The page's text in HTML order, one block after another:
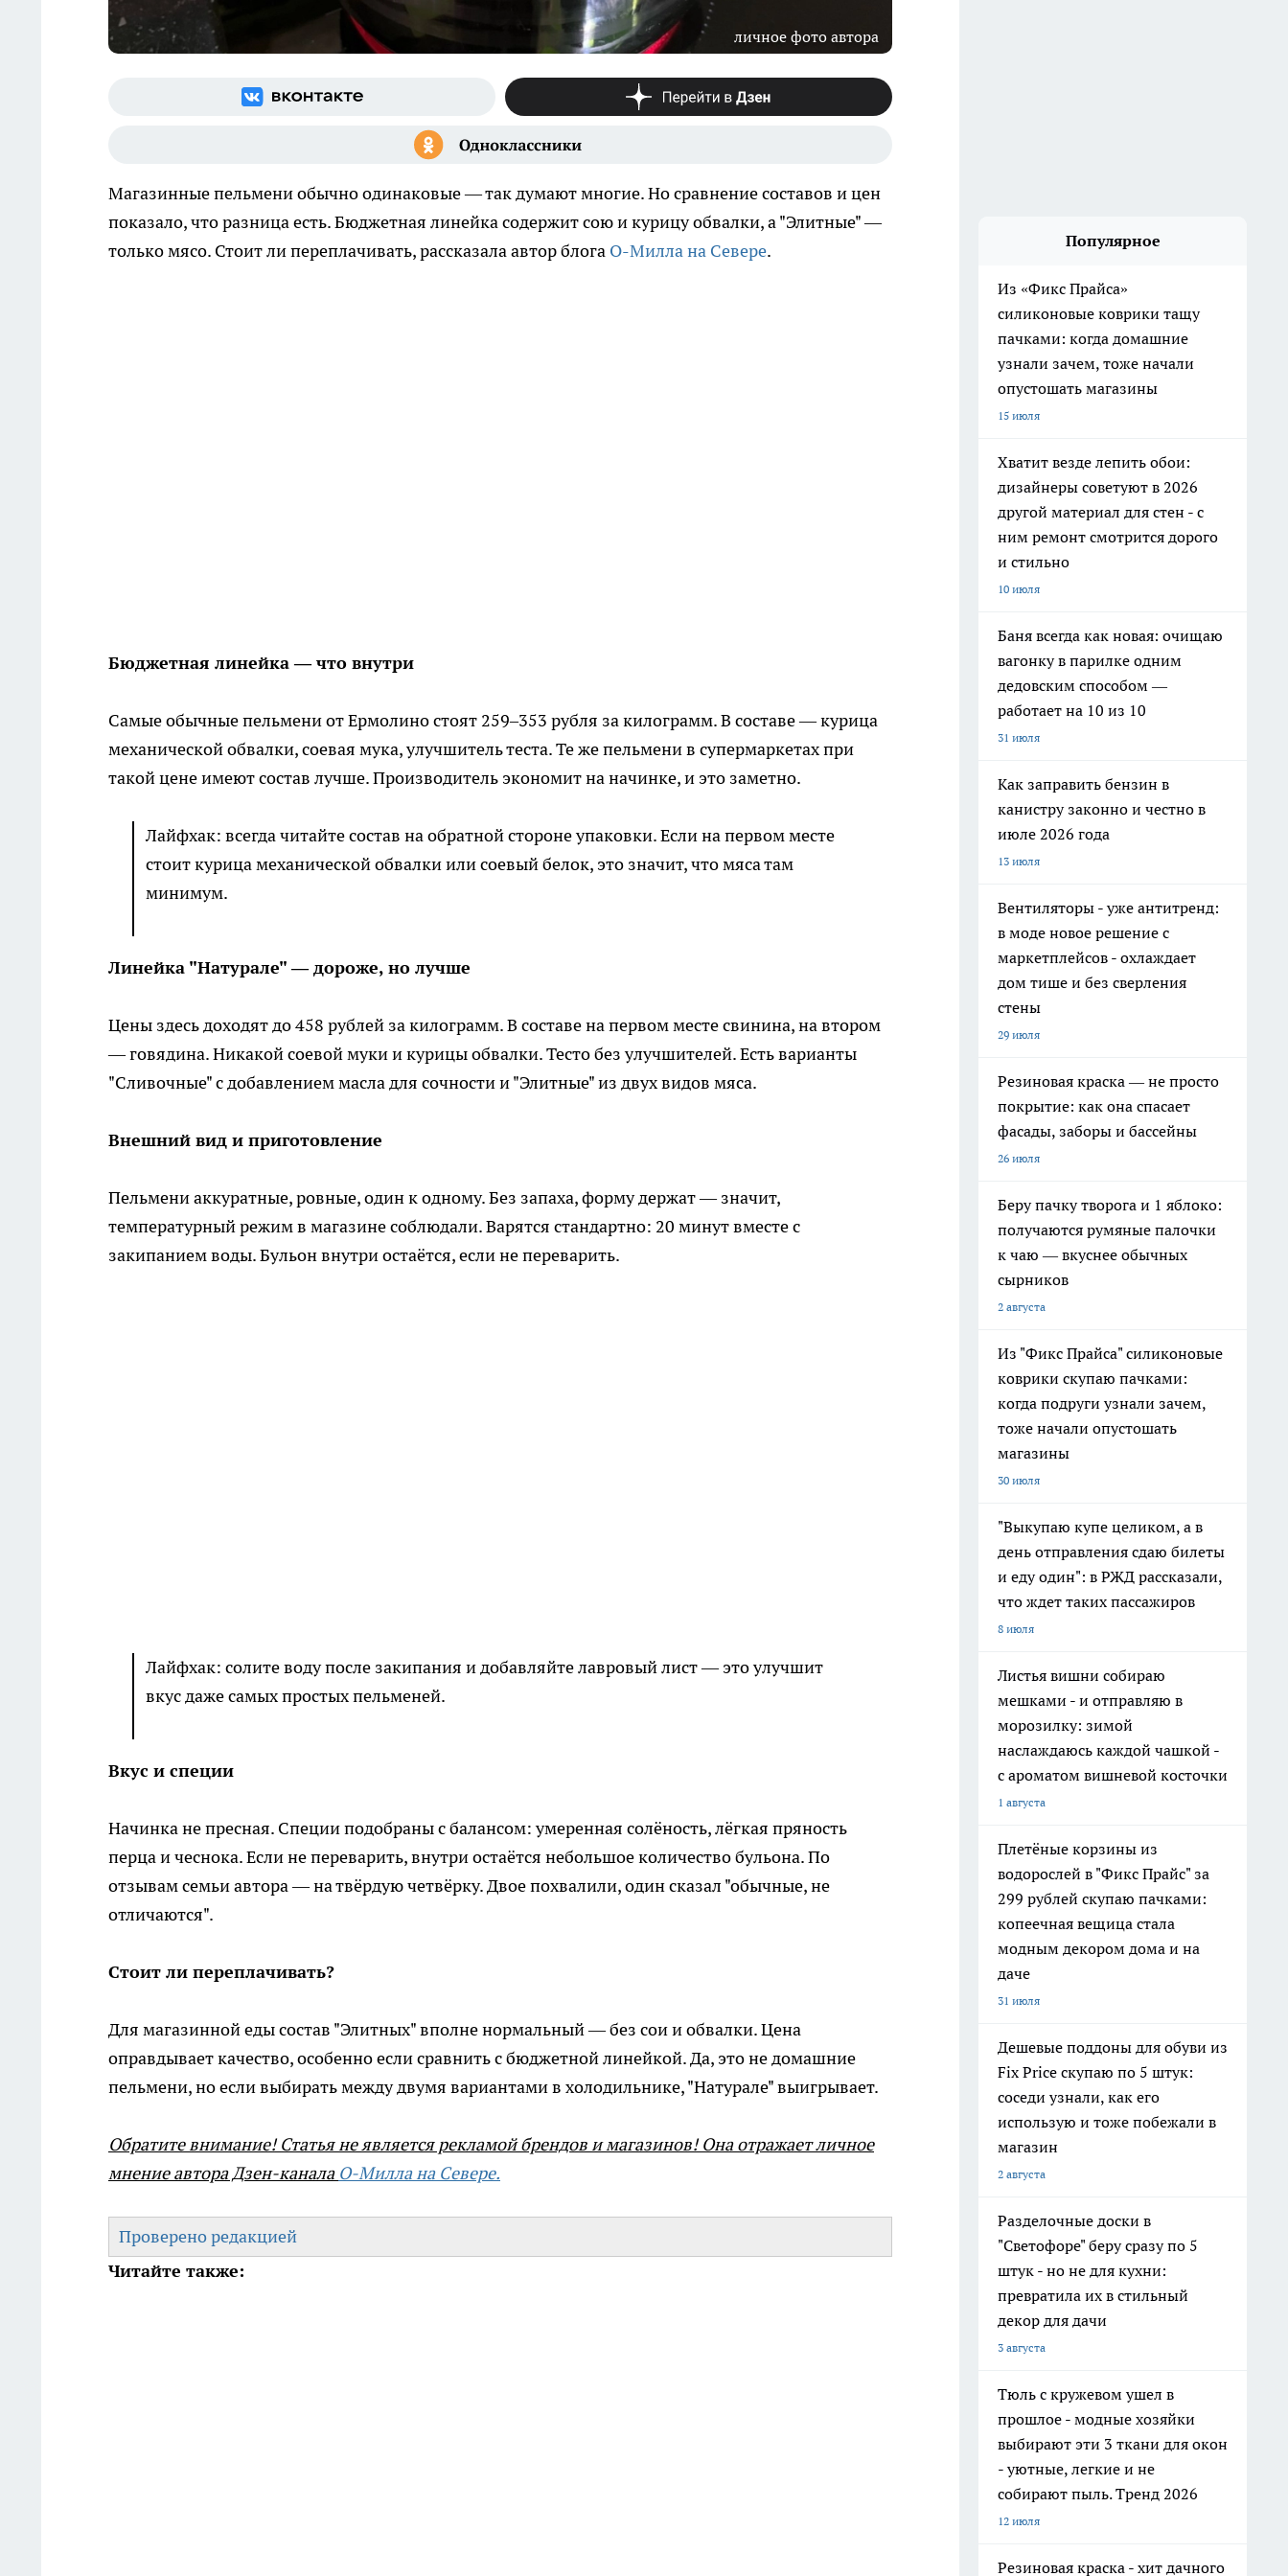
личное фото автора
Магазинные пельмени обычно одинаковые — так думают многие. Но сравнение составов и цен
показало, что разница есть. Бюджетная линейка содержит сою и курицу обвалки, а "Элитные" —
только мясо. Стоит ли переплачивать, рассказала автор блога О-Милла на Севере.
Бюджетная линейка — что внутри
Самые обычные пельмени от Ермолино стоят 259–353 рубля за килограмм. В составе — курица
механической обвалки, соевая мука, улучшитель теста. Те же пельмени в супермаркетах при
такой цене имеют состав лучше. Производитель экономит на начинке, и это заметно.
Лайфхак: всегда читайте состав на обратной стороне упаковки. Если на первом месте
стоит курица механической обвалки или соевый белок, это значит, что мяса там
минимум.
Линейка "Натурале" — дороже, но лучше
Цены здесь доходят до 458 рублей за килограмм. В составе на первом месте свинина, на втором
— говядина. Никакой соевой муки и курицы обвалки. Тесто без улучшителей. Есть варианты
"Сливочные" с добавлением масла для сочности и "Элитные" из двух видов мяса.
Внешний вид и приготовление
Пельмени аккуратные, ровные, один к одному. Без запаха, форму держат — значит,
температурный режим в магазине соблюдали. Варятся стандартно: 20 минут вместе с
закипанием воды. Бульон внутри остаётся, если не переварить.
Лайфхак: солите воду после закипания и добавляйте лавровый лист — это улучшит
вкус даже самых простых пельменей.
Вкус и специи
Начинка не пресная. Специи подобраны с балансом: умеренная солёность, лёгкая пряность
перца и чеснока. Если не переварить, внутри остаётся небольшое количество бульона. По
отзывам семьи автора — на твёрдую четвёрку. Двое похвалили, один сказал "обычные, не
отличаются".
Стоит ли переплачивать?
Для магазинной еды состав "Элитных" вполне нормальный — без сои и обвалки. Цена
оправдывает качество, особенно если сравнить с бюджетной линейкой. Да, это не домашние
пельмени, но если выбирать между двумя вариантами в холодильнике, "Натурале" выигрывает.
Обратите внимание! Статья не является рекламой брендов и магазинов! Она отражает личное
мнение автора Дзен-канала О-Милла на Севере.
Проверено редакцией
Читайте также:
Популярное
Из «Фикс Прайса»
силиконовые коврики тащу
пачками: когда домашние
узнали зачем, тоже начали
опустошать магазины
15 июля
Хватит везде лепить обои:
дизайнеры советуют в 2026
другой материал для стен - с
ним ремонт смотрится дорого
и стильно
10 июля
Баня всегда как новая: очищаю
вагонку в парилке одним
дедовским способом —
работает на 10 из 10
31 июля
Как заправить бензин в
канистру законно и честно в
июле 2026 года
13 июля
Вентиляторы - уже антитренд:
в моде новое решение с
маркетплейсов - охлаждает
дом тише и без сверления
стены
29 июля
Резиновая краска — не просто
покрытие: как она спасает
фасады, заборы и бассейны
26 июля
Беру пачку творога и 1 яблоко:
получаются румяные палочки
к чаю — вкуснее обычных
сырников
2 августа
Из "Фикс Прайса" силиконовые
коврики скупаю пачками:
когда подруги узнали зачем,
тоже начали опустошать
магазины
30 июля
"Выкупаю купе целиком, а в
день отправления сдаю билеты
и еду один": в РЖД рассказали,
что ждет таких пассажиров
8 июля
Листья вишни собираю
мешками - и отправляю в
морозилку: зимой
наслаждаюсь каждой чашкой -
с ароматом вишневой косточки
1 августа
Плетёные корзины из
водорослей в "Фикс Прайс" за
299 рублей скупаю пачками:
копеечная вещица стала
модным декором дома и на
даче
31 июля
Дешевые поддоны для обуви из
Fix Price скупаю по 5 штук:
соседи узнали, как его
использую и тоже побежали в
магазин
2 августа
Разделочные доски в
"Светофоре" беру сразу по 5
штук - но не для кухни:
превратила их в стильный
декор для дачи
3 августа
Тюль с кружевом ушел в
прошлое - модные хозяйки
выбирают эти 3 ткани для окон
- уютные, легкие и не
собирают пыль. Тренд 2026
12 июля
Резиновая краска - хит дачного